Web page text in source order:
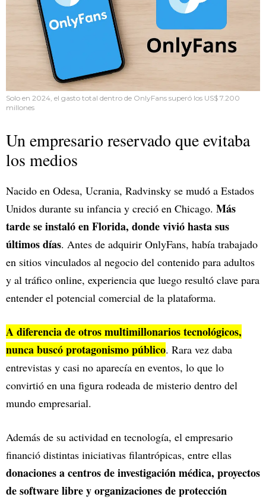
Solo en 2024, el gasto total dentro de OnlyFans superó los US$ 7.200
millones
Un empresario reservado que evitaba
los medios
Nacido en Odesa, Ucrania, Radvinsky se mudó a Estados
Unidos durante su infancia y creció en Chicago. Más
tarde se instaló en Florida, donde vivió hasta sus
últimos días. Antes de adquirir OnlyFans, había trabajado
en sitios vinculados al negocio del contenido para adultos
y al tráfico online, experiencia que luego resultó clave para
entender el potencial comercial de la plataforma.
A diferencia de otros multimillonarios tecnológicos,
nunca buscó protagonismo público. Rara vez daba
entrevistas y casi no aparecía en eventos, lo que lo
convirtió en una figura rodeada de misterio dentro del
mundo empresarial.
Además de su actividad en tecnología, el empresario
financió distintas iniciativas filantrópicas, entre ellas
donaciones a centros de investigación médica, proyectos
de software libre y organizaciones de protección